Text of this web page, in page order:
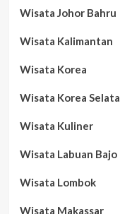
Wisata Johor Bahru
Wisata Kalimantan
Wisata Korea
Wisata Korea
Wisata Kuliner
Wisata Labuan Bajo
Wisata Lombok
Wisata Makassar